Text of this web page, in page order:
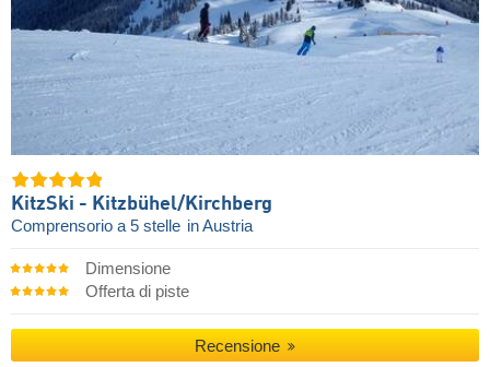
KitzSki - Kitzbühel/​Kirchberg
Comprensorio a 5 stelle in Austria
Dimensione
Offerta di piste
Recensione